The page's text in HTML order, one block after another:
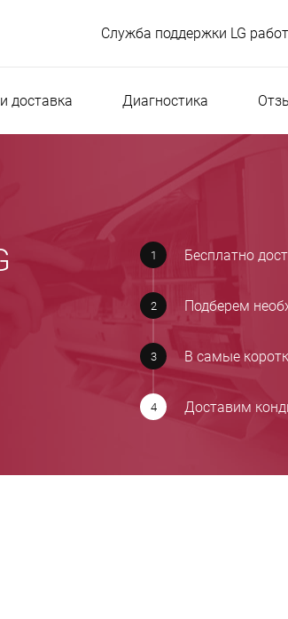
Служба поддержки LG
доставка Диагностика
Бесплатно
Подберем
В самые
Доставим